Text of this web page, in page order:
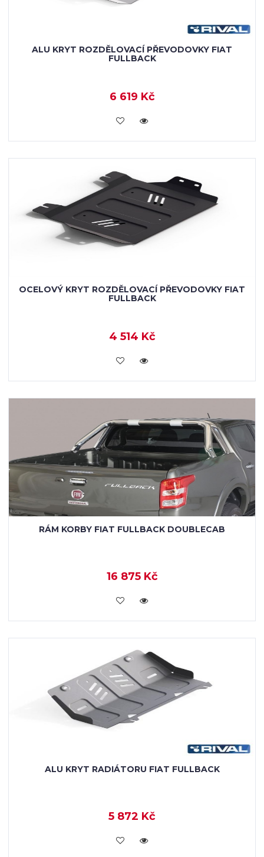
ALU KRYT ROZDĚLOVACÍ PŘEVODOVKY FIAT
FULLBACK
6 619 Kč
KOUPIT
OCELOVÝ KRYT ROZDĚLOVACÍ PŘEVODOVKY FIAT
FULLBACK
4 514 Kč
KOUPIT
RÁM KORBY FIAT FULLBACK DOUBLECAB
16 875 Kč
KOUPIT
ALU KRYT RADIÁTORU FIAT FULLBACK
5 872 Kč
KOUPIT